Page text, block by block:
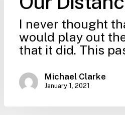
I never thought
would play out
that it did. This
Michael Clarke
January 1, 2021